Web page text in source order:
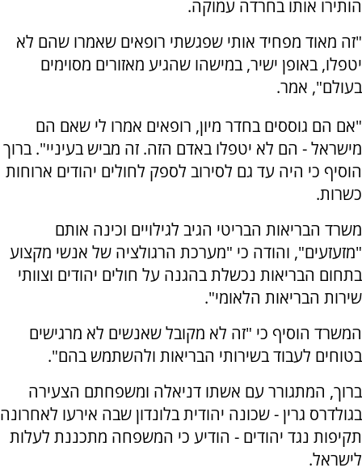
הותירו אותו בחרדה עמוקה.
"זה מאוד מפחיד אותי שפגשתי רופאים שאמרו שהם לא
יטפלו, באופן ישיר, במישהו שהגיע מאזורים מסוימים
בעולם", אמר.
"אם הם גוססים בחדר מיון, רופאים אמרו לי שאם הם
מישראל - הם לא יטפלו באדם הזה. זה מביש בעיניי". ברוך
הוסיף כי היה עד גם לסירוב לספק לחולים יהודים ארוחות
כשרות.
משרד הבריאות הבריטי הגיב לגילויים וכינה אותם
"מזעזעים", והודה כי "מערכת הרגולציה של אנשי מקצוע
בתחום הבריאות נכשלת בהגנה על חולים יהודים וצוותי
שירות הבריאות הלאומי".
המשרד הוסיף כי "זה לא מקובל שאנשים לא מרגישים
בטוחים לעבוד בשירותי הבריאות ולהשתמש בהם".
ברוך, המתגורר עם אשתו דניאלה ומשפחתם הצעירה
בגולדרס גרין - שכונה יהודית בלונדון שבה אירעו לאחרונה
תקיפות נגד יהודים - הודיע כי המשפחה מתכננת לעלות
לישראל.